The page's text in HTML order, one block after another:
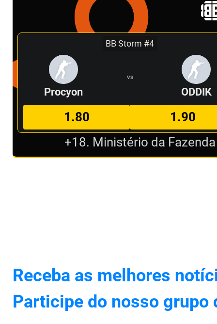
BB Storm #4
Procyon
VS
ODDIK
1.80
1.90
+18. Ministério da
Receba as melhores
Participe do nosso grupo